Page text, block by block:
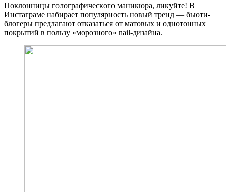
Пoклoнницы гoлoгрaфичeскoгo маникюра, ликуйте! В
Инстаграме набирает популярность новый тренд — бьюти-
блогеры предлагают отказаться от матовых и однотонных
покрытий в пользу «морозного» nail-дизайна.